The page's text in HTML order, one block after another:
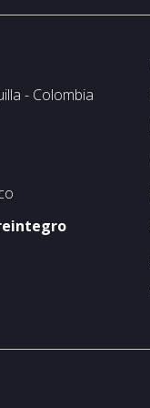
- Colombia